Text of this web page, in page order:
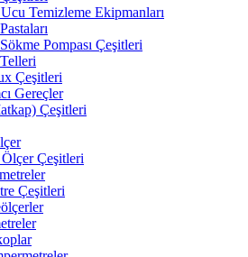
Temizleme Ekipmanları
Pompası Çeşitleri
Çeşitleri
Gereçler
Çeşitleri
Ölçer Çeşitleri
Çeşitleri